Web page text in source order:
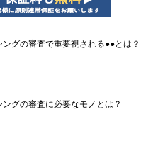
ングの審査で重要視される●●とは？
ングの審査に必要なモノとは？